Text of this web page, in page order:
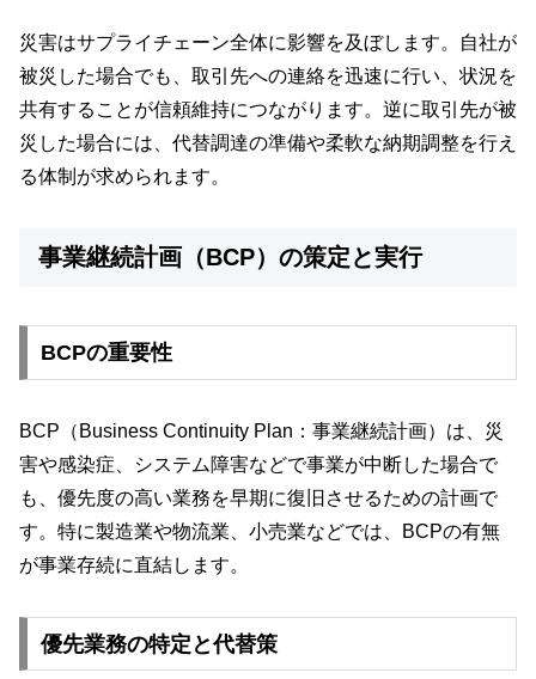
災害はサプライチェーン全体に影響を及ぼします。自社が
被災した場合でも、取引先への連絡を迅速に行い、状況を
共有することが信頼維持につながります。逆に取引先が被
災した場合には、代替調達の準備や柔軟な納期調整を行え
る体制が求められます。
事業継続計画（BCP）の策定と実行
BCPの重要性
BCP（Business Continuity Plan：事業継続計画）は、災
害や感染症、システム障害などで事業が中断した場合で
も、優先度の高い業務を早期に復旧させるための計画で
す。特に製造業や物流業、小売業などでは、BCPの有無
が事業存続に直結します。
優先業務の特定と代替策